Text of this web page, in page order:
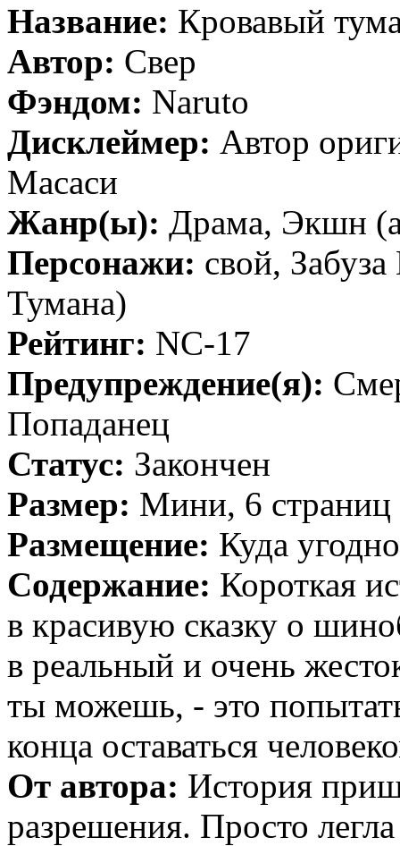
Название: Кровавый
Автор: Свер
Фэндом: Naruto
Дисклеймер: Автор
Масаси
Жанр(ы): Драма, Экшн
Персонажи: свой,
Тумана)
Рейтинг: NC-17
Предупреждение(я):
Попаданец
Статус: Закончен
Размер: Мини, 6 страниц
Размещение: Куда
Содержание: Короткая
в красивую сказку о
в реальный и очень
ты можешь, - это
конца оставаться
От автора: История
разрешения. Просто